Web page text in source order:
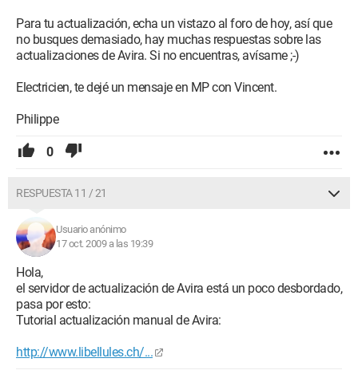
Para tu actualización, echa un vistazo al foro de hoy, así que
no busques demasiado, hay muchas respuestas sobre las
actualizaciones de Avira. Si no encuentras, avísame ;-)
Electricien, te dejé un mensaje en MP con Vincent.
Philippe
0
RESPUESTA 11 / 21
Usuario anónimo
17 oct. 2009 a las 19:39
Hola,
el servidor de actualización de Avira está un poco desbordado,
pasa por esto:
Tutorial actualización manual de Avira:
http://www.libellules.ch/...